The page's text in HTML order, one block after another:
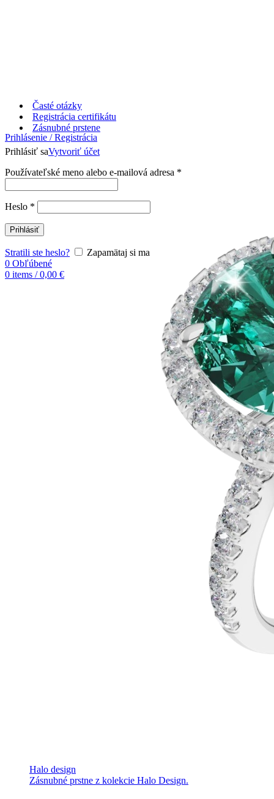
Časté otázky
Registrácia certifikátu
Prihlásenie / Registrácia
Prihlásiť saVytvoriť účet
Používateľské meno alebo e-mailová adresa *
Heslo *
Prihlásiť
Stratili ste heslo?
Zapamätaj si ma
0 Obľúbené
0 items / 0,00 €
Zásnubné prstene
Halo design
Zásnubné prstne z kolekcie Halo Design.